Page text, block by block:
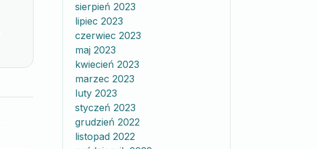
sierpień 2023
lipiec 2023
czerwiec 2023
maj 2023
kwiecień 2023
marzec 2023
luty 2023
styczeń 2023
grudzień 2022
listopad 2022